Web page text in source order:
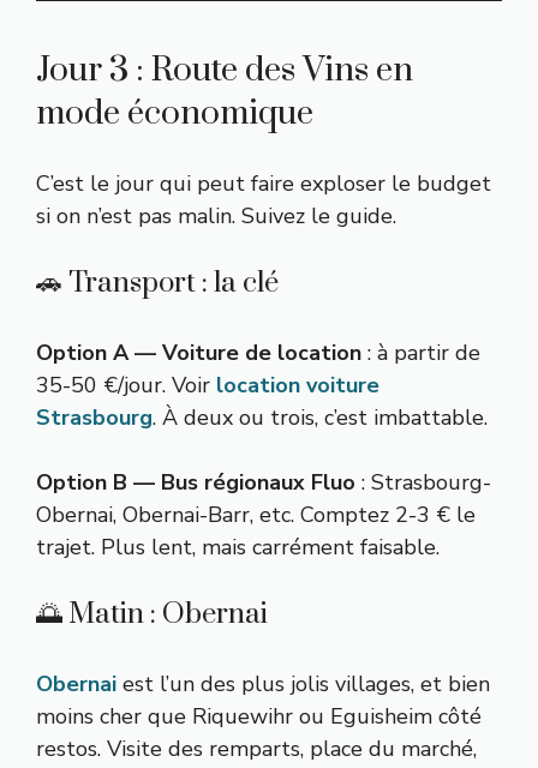
Jour 3 : Route des Vins en
mode économique
C’est le jour qui peut faire exploser le budget
si on n’est pas malin. Suivez le guide.
🚗 Transport : la clé
Option A — Voiture de location : à partir de
35-50 €/jour. Voir location voiture
Strasbourg. À deux ou trois, c’est imbattable.
Option B — Bus régionaux Fluo : Strasbourg-
Obernai, Obernai-Barr, etc. Comptez 2-3 € le
trajet. Plus lent, mais carrément faisable.
🌅 Matin : Obernai
Obernai est l’un des plus jolis villages, et bien
moins cher que Riquewihr ou Eguisheim côté
restos. Visite des remparts, place du marché,